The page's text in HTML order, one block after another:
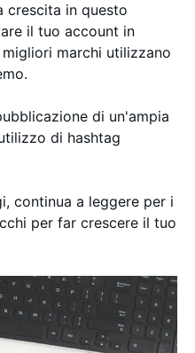
crescita in questo
il tuo account in
marchi utilizzano
di un'ampia
di hashtag
continua a leggere per i
per far crescere il tuo